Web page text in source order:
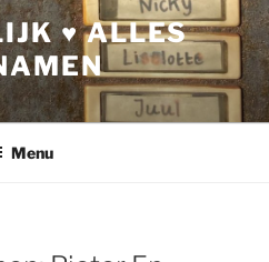
♥ ALLES
Menu